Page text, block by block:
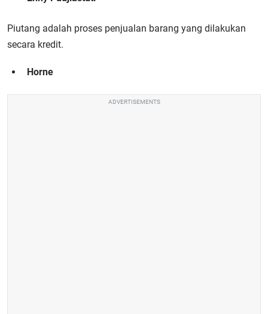
Piutang adalah proses penjualan barang yang dilakukan
secara kredit.
Horne
ADVERTISEMENTS